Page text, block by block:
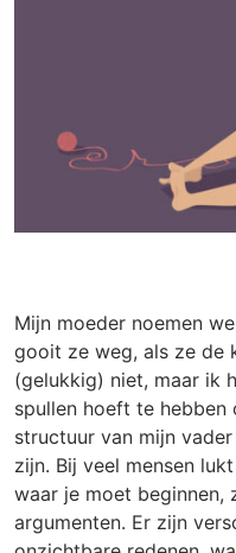
Mijn moeder noemen
gooit ze weg, als ze de
(gelukkig) niet, maar ik
spullen hoeft te
structuur van mijn
zijn. Bij veel mensen
waar je moet beginnen,
argumenten. Er zijn